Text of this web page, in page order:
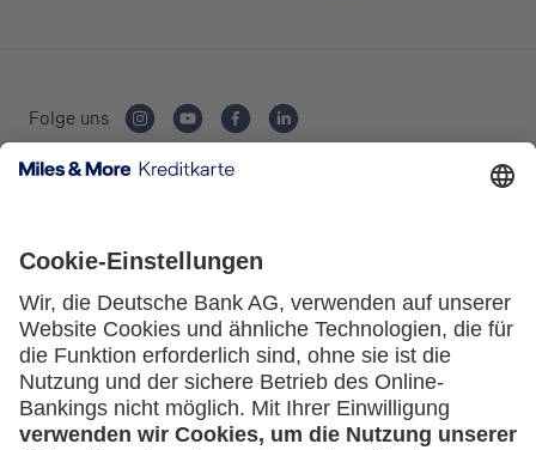
Folge uns
Service
Selbstständige
(z.B. Gewerbetreibender, Handwerker,
Freiberufler)
Unternehmen
(z.B. e.K., Personengesellschaft (inkl. GbR),
GmbH)